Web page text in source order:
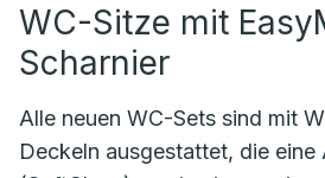
WC-Sitze mit
Scharnier
Alle neuen WC-Sets sind mit
Deckeln ausgestattet, die